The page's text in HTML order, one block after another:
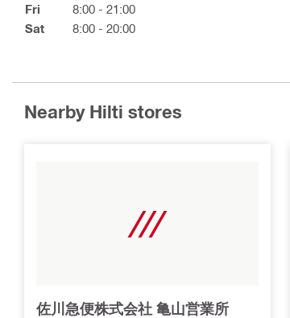
Fri
8:00 - 21:00
Sat
8:00 - 20:00
Nearby Hilti stores
佐川急便株式会社 亀山営業所